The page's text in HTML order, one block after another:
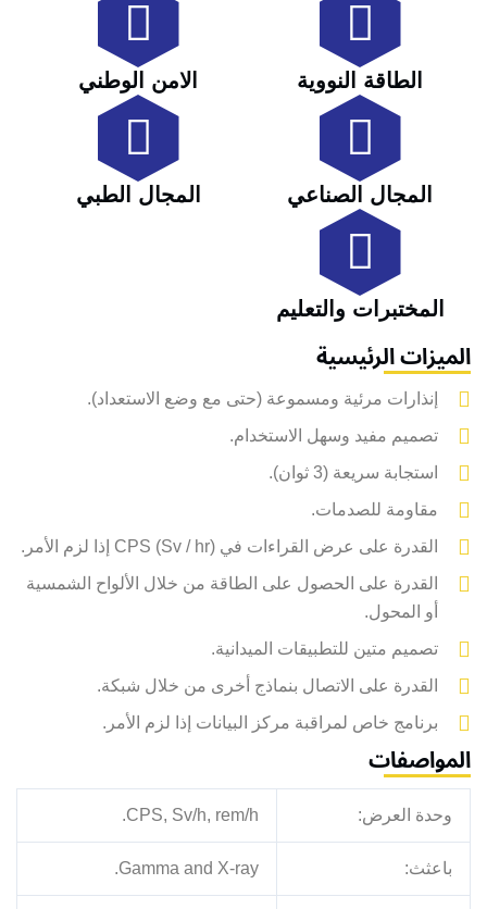
الطاقة النووية الامن الوطني
المجال الصناعي المجال الطبي
المختبرات والتعليم
الميزات الرئيسية
إنذارات مرئية ومسموعة (حتى مع وضع الاستعداد).
تصميم مفيد وسهل الاستخدام.
استجابة سريعة (3 ثوان).
مقاومة للصدمات.
القدرة على عرض القراءات في CPS (Sv / hr) إذا لزم الأمر.
القدرة على الحصول على الطاقة من خلال الألواح الشمسية
أو المحول.
تصميم متين للتطبيقات الميدانية.
القدرة على الاتصال بنماذج أخرى من خلال شبكة.
برنامج خاص لمراقبة مركز البيانات إذا لزم الأمر.
المواصفات
وحدة العرض: CPS, Sv/h, rem/h.
باعثث: Gamma and X-ray.